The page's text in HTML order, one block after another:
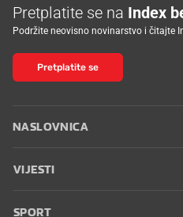
Pretplatite se na Index
Podržite neovisno novinarstvo i čitajte
Pretplatite se
NASLOVNICA
VIJESTI
SPORT